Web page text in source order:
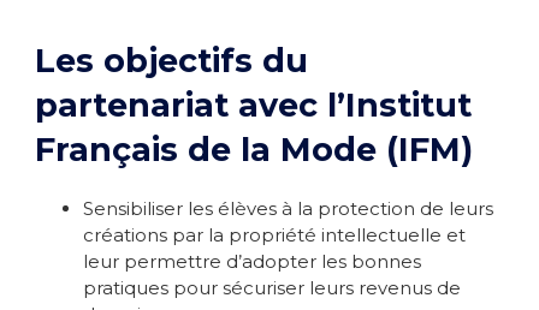
Les objectifs du
partenariat avec l’Institut
Français de la Mode (IFM)
Sensibiliser les élèves à la protection de leurs
créations par la propriété intellectuelle et
leur permettre d’adopter les bonnes
pratiques pour sécuriser leurs revenus de